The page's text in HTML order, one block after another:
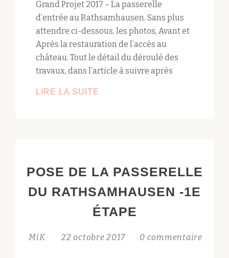
Grand Projet 2017 – La passerelle
d’entrée au Rathsamhausen. Sans plus
attendre ci-dessous, les photos, Avant et
Après la restauration de l’accès au
château. Tout le détail du déroulé des
travaux, dans l’article à suivre après
LIRE LA SUITE
POSE DE LA PASSERELLE
DU RATHSAMHAUSEN -1E
ÉTAPE
MiK 22 octobre 2017 0 commentaire